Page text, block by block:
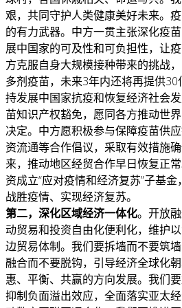
艰，共同守护人类健康美好未来。
的有力武器。中方一贯主张深化疫
展中国家的可及性和可负担性，让
方克服自身大规模接种带来的挑战
多剂疫苗，未来3年内还将再提供
持发展中国家抗疫和恢复经济社会
苗知识产权豁免，愿同各方推动世
决定。中方愿积极参与保障疫苗供
资流通等合作倡议，采取有效措施
来，推动地区经贸合作早日恢复正
资成立“应对疫情和经济复苏”子基
战胜疫情、实现经济复苏。
第二，深化区域经济一体化。开放
动贸易和投资自由化便利化，维护
边贸易体制。我们要拆墙而不要筑
融合而不要脱钩，引导经济全球化
惠、平衡、共赢的方向发展。我们
抑制负面溢出效应，全面落实亚太